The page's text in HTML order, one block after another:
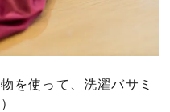
を使って、洗濯バサミ